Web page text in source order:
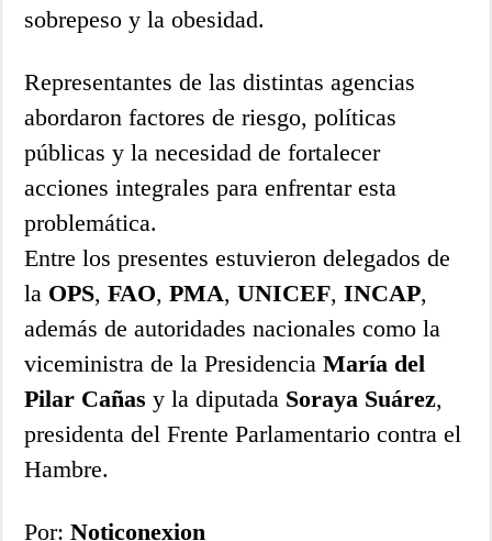
sobrepeso y la obesidad.
Representantes de las distintas agencias
abordaron factores de riesgo, políticas
públicas y la necesidad de fortalecer
acciones integrales para enfrentar esta
problemática.
Entre los presentes estuvieron delegados de
la OPS,FAO,PMA,UNICEF,INCAP,
además de autoridades nacionales como la
viceministra de la PresidenciaMaría del
Pilar Cañas y la diputada Soraya Suárez,
presidenta del Frente Parlamentario contra el
Hambre.
Por:Noticonexion